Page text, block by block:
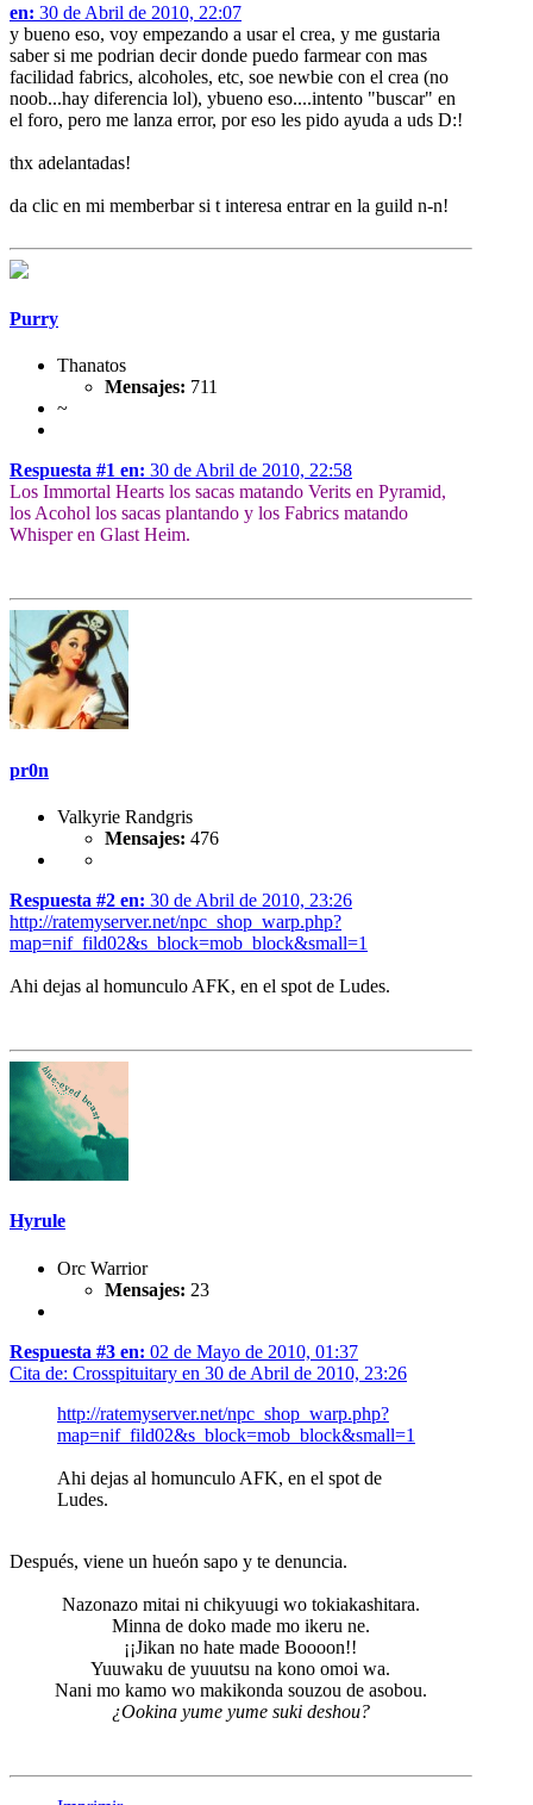
en: 30 de Abril de 2010, 22:07
y bueno eso, voy empezando a usar el crea, y me gustaria
saber si me podrian decir donde puedo farmear con mas
facilidad fabrics, alcoholes, etc, soe newbie con el crea (no
noob...hay diferencia lol), ybueno eso....intento "buscar" en
el foro, pero me lanza error, por eso les pido ayuda a uds D:!
thx adelantadas!
da clic en mi memberbar si t interesa entrar en la guild n-n!
Purry
Thanatos
Mensajes: 711
~
Respuesta #1 en: 30 de Abril de 2010, 22:58
Los Immortal Hearts los sacas matando Verits en Pyramid,
los Acohol los sacas plantando y los Fabrics matando
Whisper en Glast Heim.
pr0n
Valkyrie Randgris
Mensajes: 476
Respuesta #2 en: 30 de Abril de 2010, 23:26
http://ratemyserver.net/npc_shop_warp.php?
map=nif_fild02&s_block=mob_block&small=1
Ahi dejas al homunculo AFK, en el spot de Ludes.
Hyrule
Orc Warrior
Mensajes: 23
Respuesta #3 en: 02 de Mayo de 2010, 01:37
Cita de: Crosspituitary en 30 de Abril de 2010, 23:26
http://ratemyserver.net/npc_shop_warp.php?
map=nif_fild02&s_block=mob_block&small=1
Ahi dejas al homunculo AFK, en el spot de
Ludes.
Después, viene un hueón sapo y te denuncia.
Nazonazo mitai ni chikyuugi wo tokiakashitara.
Minna de doko made mo ikeru ne.
¡¡Jikan no hate made Boooon!!
Yuuwaku de yuuutsu na kono omoi wa.
Nani mo kamo wo makikonda souzou de asobou.
¿Ookina yume yume suki deshou?